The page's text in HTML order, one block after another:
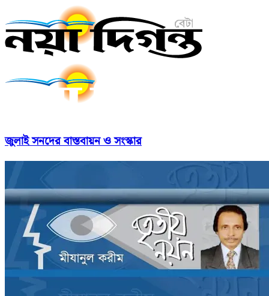
জুলাই সনদের বাস্তবায়ন ও সংস্কার